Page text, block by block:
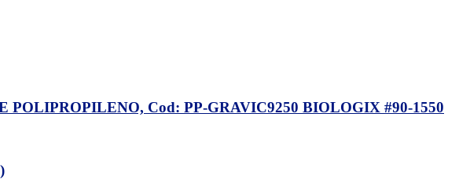
Cod: PP-GRAVIC9250 BIOLOGIX #90-1550